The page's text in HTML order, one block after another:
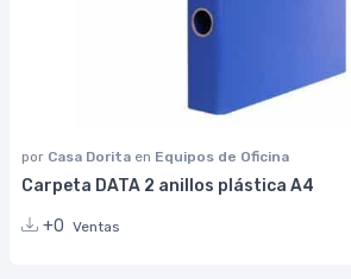
por Casa Dorita en Equipos de Oficina
Carpeta DATA 2 anillos plástica A4
+0 Ventas